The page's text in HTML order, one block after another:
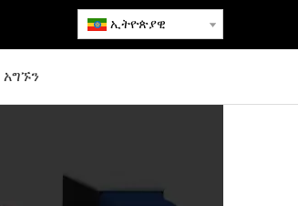
ኢትዮጵያዊ
አግኙን